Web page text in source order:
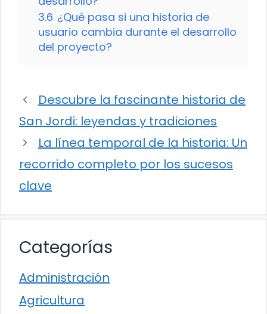
3.6 ¿Qué pasa si una historia de
usuario cambia durante el desarrollo
del proyecto?
Descubre la fascinante historia de
San Jordi: leyendas y tradiciones
La línea temporal de la historia: Un
recorrido completo por los sucesos
clave
Categorías
Administración
Agricultura